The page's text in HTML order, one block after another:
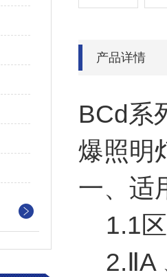
产品详情
BCd系
爆照明
一、适
1.1区
2.ⅡA